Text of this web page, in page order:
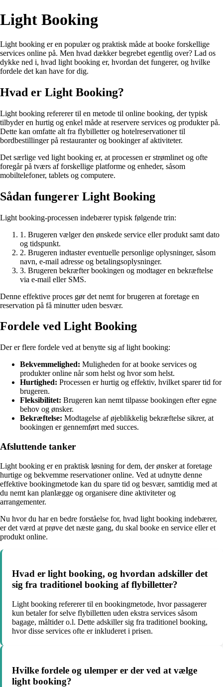
Light Booking
Light booking er en populær og praktisk måde at booke forskellige
services online på. Men hvad dækker begrebet egentlig over? Lad os
dykke ned i, hvad light booking er, hvordan det fungerer, og hvilke
fordele det kan have for dig.
Hvad er Light Booking?
Light booking refererer til en metode til online booking, der typisk
tilbyder en hurtig og enkel måde at reservere services og produkter på.
Dette kan omfatte alt fra flybilletter og hotelreservationer til
bordbestillinger på restauranter og bookinger af aktiviteter.
Det særlige ved light booking er, at processen er strømlinet og ofte
foregår på tværs af forskellige platforme og enheder, såsom
mobiltelefoner, tablets og computere.
Sådan fungerer Light Booking
Light booking-processen indebærer typisk følgende trin:
1. Brugeren vælger den ønskede service eller produkt samt dato
og tidspunkt.
2. Brugeren indtaster eventuelle personlige oplysninger, såsom
navn, e-mail adresse og betalingsoplysninger.
3. Brugeren bekræfter bookingen og modtager en bekræftelse
via e-mail eller SMS.
Denne effektive proces gør det nemt for brugeren at foretage en
reservation på få minutter uden besvær.
Fordele ved Light Booking
Der er flere fordele ved at benytte sig af light booking:
Bekvemmelighed: Muligheden for at booke services og
produkter online når som helst og hvor som helst.
Hurtighed: Processen er hurtig og effektiv, hvilket sparer tid for
brugeren.
Fleksibilitet: Brugeren kan nemt tilpasse bookingen efter egne
behov og ønsker.
Bekræftelse: Modtagelse af øjeblikkelig bekræftelse sikrer, at
bookingen er gennemført med succes.
Afsluttende tanker
Light booking er en praktisk løsning for dem, der ønsker at foretage
hurtige og bekvemme reservationer online. Ved at udnytte denne
effektive bookingmetode kan du spare tid og besvær, samtidig med at
du nemt kan planlægge og organisere dine aktiviteter og
arrangementer.
Nu hvor du har en bedre forståelse for, hvad light booking indebærer,
er det værd at prøve det næste gang, du skal booke en service eller et
produkt online.
Hvad er light booking, og hvordan adskiller det
sig fra traditionel booking af flybilletter?
Light booking refererer til en bookingmetode, hvor passagerer
kun betaler for selve flybilletten uden ekstra services såsom
bagage, måltider o.l. Dette adskiller sig fra traditionel booking,
hvor disse services ofte er inkluderet i prisen.
Hvilke fordele og ulemper er der ved at vælge
light booking?